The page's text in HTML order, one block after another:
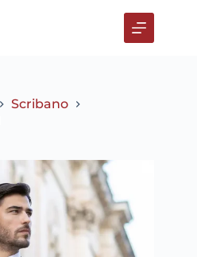
Scribano